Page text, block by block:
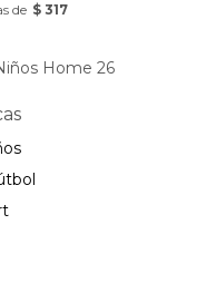
de $ 317
Home 26